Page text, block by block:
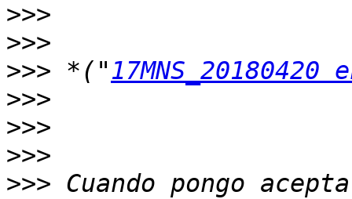
>>>
>>>
>>> *("17MNS_20180420
>>>
>>>
>>>
>>> Cuando pongo